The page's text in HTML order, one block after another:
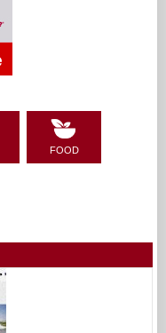
FOOD